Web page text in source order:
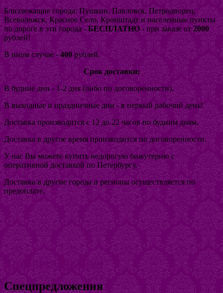
Близлежащие города: Пушкин, Павловск, Петродворец,
Всеволожск, Красное Село, Кронштадт и населенные пункты
по дороге в эти города - БЕСПЛАТНО - при заказе от 2000
рублей!
В ином случае - 400 рублей.
Срок доставки:
В будние дни - 1-2 дня (либо по договоренности).
В выходные и праздничные дни - в первый рабочий день!
Доставка производится с 12 до 22 часов по будним дням.
Доставка в другое время производится по договоренности.
У нас Вы можете купить недорогую бижутерию с
оперативной доставкой по Петербургу.
Доставка в другие города и регионы осуществляется по
предоплате.
Спецпредложения